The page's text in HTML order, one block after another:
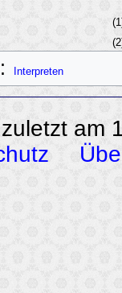
: Interpreten
am